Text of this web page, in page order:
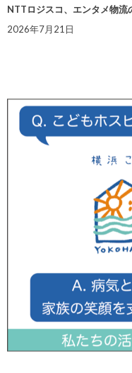
NTTロジスコ、エンタメ物
2026年7月21日